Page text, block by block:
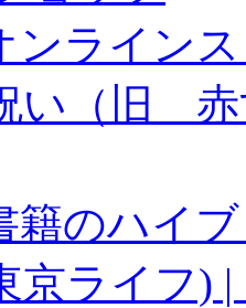
ンライン
い（旧 赤
籍のハイ
京ライフ)